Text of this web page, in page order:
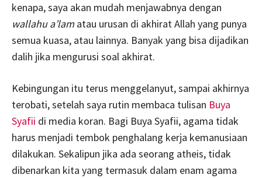
kenapa, saya akan mudah menjawabnya dengan
wallahu a’lam atau urusan di akhirat Allah yang punya
semua kuasa, atau lainnya. Banyak yang bisa dijadikan
dalih jika mengurusi soal akhirat.
Kebingungan itu terus menggelanyut, sampai akhirnya
terobati, setelah saya rutin membaca tulisan Buya
Syafii di media koran. Bagi Buya Syafii, agama tidak
harus menjadi tembok penghalang kerja kemanusiaan
dilakukan. Sekalipun jika ada seorang atheis, tidak
dibenarkan kita yang termasuk dalam enam agama